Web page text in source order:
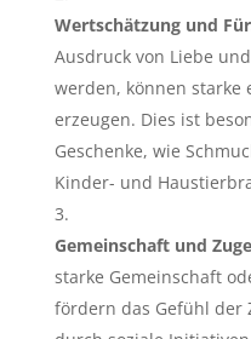
Wertschätzung und
Ausdruck von Liebe
werden, können starke
erzeugen. Dies ist
Geschenke, wie
Kinder- und
Gemeinschaft und
starke Gemeinschaft
fördern das Gefühl der